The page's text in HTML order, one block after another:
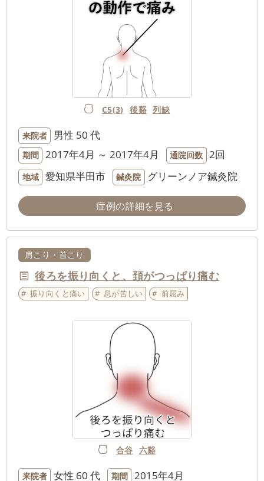
C5(3) 後谿 列缺
来院者 男性 50 代
期間 2017年4月 ～ 2017年4月 通院回数 2回
地域 愛知県半田市 鍼灸院 グリーンノア鍼灸院
症例の詳細を見る
肩こり・首こり
後ろを振り向くと、頚がつっぱり痛む
振り向くと痛い 息が苦しい 前屈み
合谷 六谿
来院者 女性 60 代 期間 2015年4月